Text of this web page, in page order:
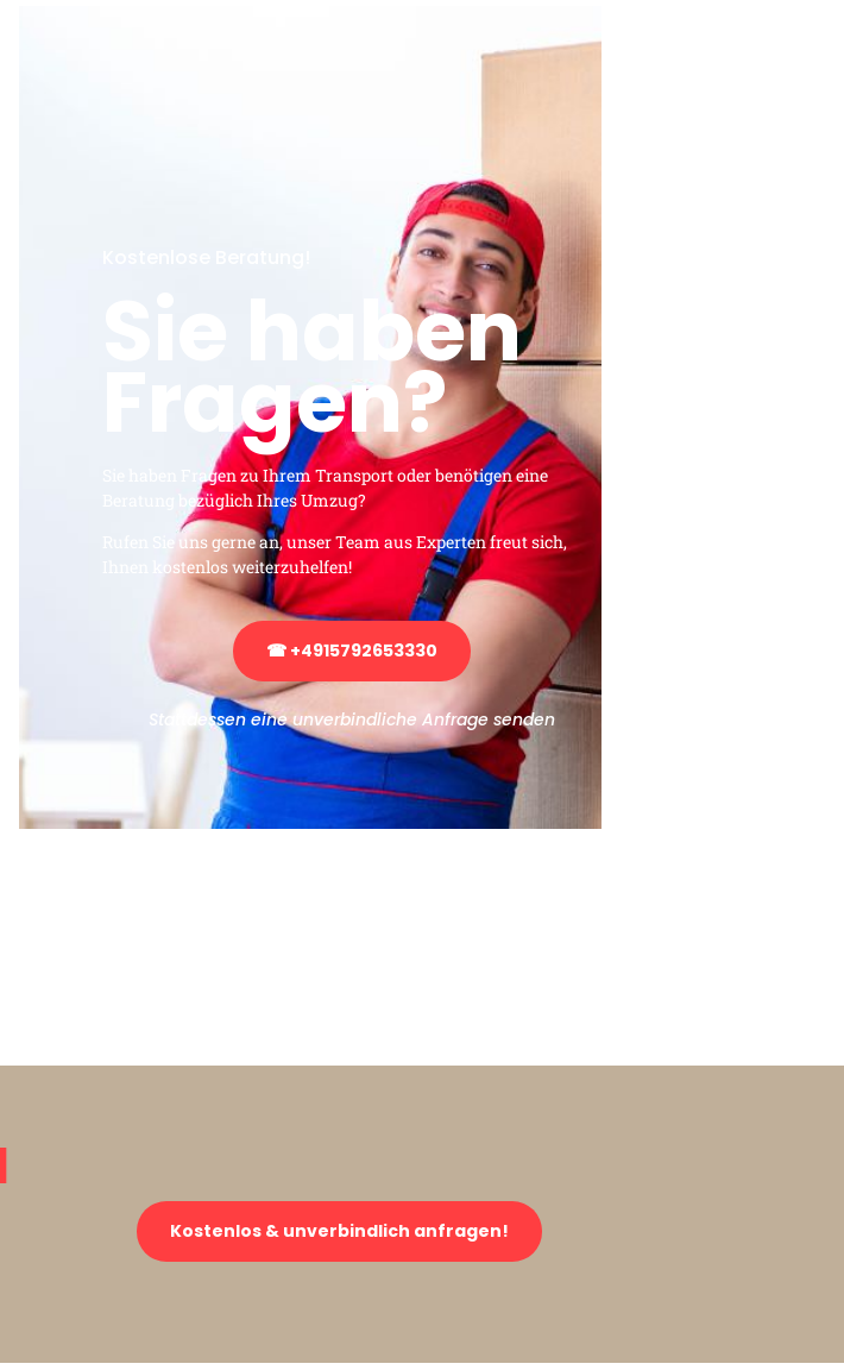
Sie haben
Fragen?
Sie haben Fragen zu Ihrem Transport oder benötigen eine
Beratung bezüglich Ihres Umzug?
Rufen Sie uns gerne an, unser Team aus Experten freut sich,
Ihnen kostenlos weiterzuhelfen!
☎ +4915792653330
Stattdessen eine unverbindliche Anfrage senden
Kostenlos & unverbindlich anfragen!